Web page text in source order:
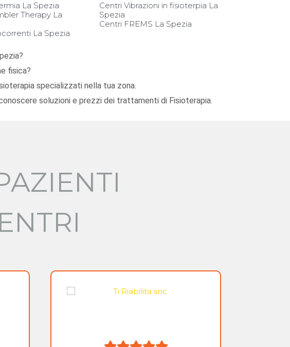
La Spezia
Therapy La
La Spezia
Centri Vibrazioni in fisioterpia La
Spezia
Centri FREMS La Spezia
fisica?
specializzati nella tua zona.
soluzioni e prezzi dei trattamenti di Fisioterapia.